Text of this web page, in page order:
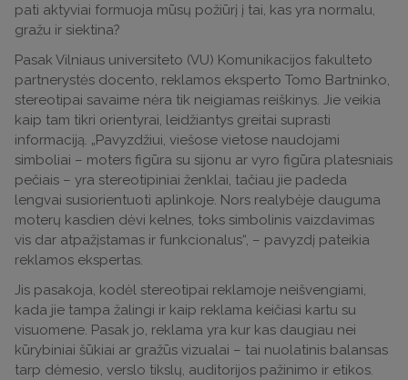
pati aktyviai formuoja mūsų požiūrį į tai, kas yra normalu,
gražu ir siektina?
Pasak Vilniaus universiteto (VU) Komunikacijos fakulteto
partnerystės docento, reklamos eksperto Tomo Bartninko,
stereotipai savaime nėra tik neigiamas reiškinys. Jie veikia
kaip tam tikri orientyrai, leidžiantys greitai suprasti
informaciją. „Pavyzdžiui, viešose vietose naudojami
simboliai – moters figūra su sijonu ar vyro figūra platesniais
pečiais – yra stereotipiniai ženklai, tačiau jie padeda
lengvai susiorientuoti aplinkoje. Nors realybėje dauguma
moterų kasdien dėvi kelnes, toks simbolinis vaizdavimas
vis dar atpažįstamas ir funkcionalus“, – pavyzdį pateikia
reklamos ekspertas.
Jis pasakoja, kodėl stereotipai reklamoje neišvengiami,
kada jie tampa žalingi ir kaip reklama keičiasi kartu su
visuomene. Pasak jo, reklama yra kur kas daugiau nei
kūrybiniai šūkiai ar gražūs vizualai – tai nuolatinis balansas
tarp dėmesio, verslo tikslų, auditorijos pažinimo ir etikos.